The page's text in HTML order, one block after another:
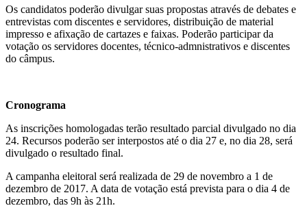
Os candidatos poderão divulgar suas propostas através de debates e
entrevistas com discentes e servidores, distribuição de material
impresso e afixação de cartazes e faixas. Poderão participar da
votação os servidores docentes, técnico-admnistrativos e discentes
do câmpus.
Cronograma
As inscrições homologadas terão resultado parcial divulgado no dia
24. Recursos poderão ser interpostos até o dia 27 e, no dia 28, será
divulgado o resultado final.
A campanha eleitoral será realizada de 29 de novembro a 1 de
dezembro de 2017. A data de votação está prevista para o dia 4 de
dezembro, das 9h às 21h.